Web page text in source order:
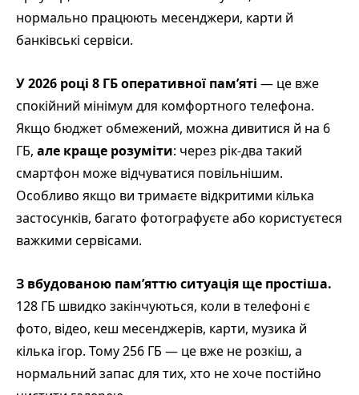
нормально працюють месенджери, карти й
банківські сервіси.
У 2026 році 8 ГБ оперативної пам’яті — це вже
спокійний мінімум для комфортного телефона.
Якщо бюджет обмежений, можна дивитися й на 6
ГБ, але краще розуміти: через рік-два такий
смартфон може відчуватися повільнішим.
Особливо якщо ви тримаєте відкритими кілька
застосунків, багато фотографуєте або користуєтеся
важкими сервісами.
З вбудованою пам’яттю ситуація ще простіша.
128 ГБ швидко закінчуються, коли в телефоні є
фото, відео, кеш месенджерів, карти, музика й
кілька ігор. Тому 256 ГБ — це вже не розкіш, а
нормальний запас для тих, хто не хоче постійно